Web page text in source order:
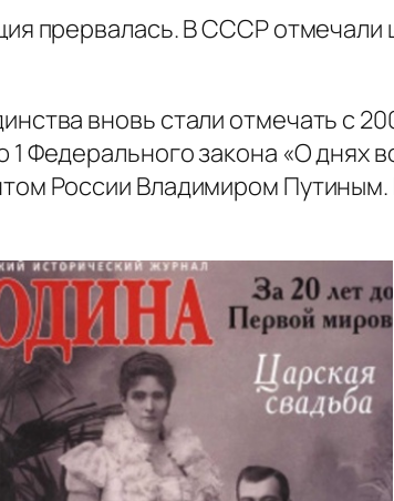
прервалась. В СССР отмечали
вновь стали отмечать с
Федерального закона «О днях
России Владимиром